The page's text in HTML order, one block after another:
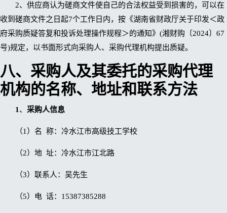
2、供应商认为磋商文件使自己的合法权益受到损害的，可以在
收到磋商文件之日起7个工作日内，按《湖南省财政厅关于印发＜政
府采购质疑答复和投诉处理操作规程＞的通知》(湘财购〔2024〕67
号)规定，以书面形式向采购人、采购代理机构提出质疑。
八、采购人及其委托的采购代理
机构的名称、地址和联系方法
1 、 采购人信息
（1）名 称：冷水江市高级技工学校
（2）地 址：冷水江市江北路
（3）联系人：吴先生
（5）电 话：15387385288